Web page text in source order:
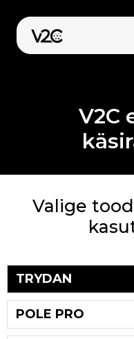
content
V2C
Valige
TRYDAN
POLE PRO